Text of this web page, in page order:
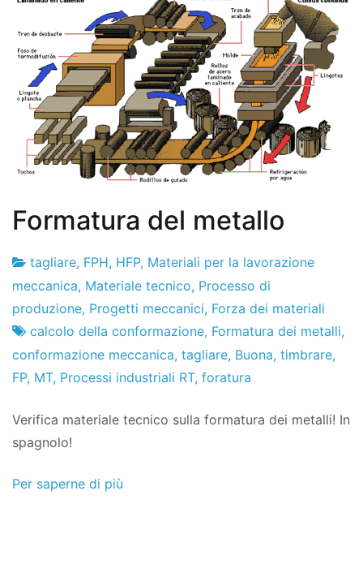
Formatura del metallo
Fabbrica
di
progetti
3
il
settembre
il
2015
tagliare, FPH, HFP, Materiali per la lavorazione
meccanica, Materiale tecnico, Processo di
produzione, Progetti meccanici, Forza dei materiali
calcolo della conformazione, Formatura dei metalli,
conformazione meccanica, tagliare, Buona, timbrare,
FP, MT, Processi industriali RT, foratura
Verifica materiale tecnico sulla formatura dei metalli! In
spagnolo!
Per saperne di più